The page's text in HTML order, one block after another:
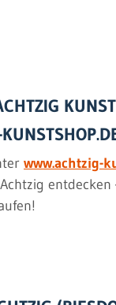
www.achtzig-